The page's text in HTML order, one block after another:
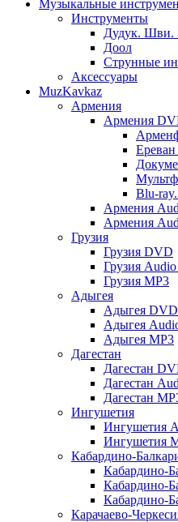
Музыкальные
Инструменты
Дудук. Шви.
Доол
Струнные
Аксессуары
MuzKavkaz
Армения
Армения
Blu-
Армения
Армения
Грузия
Грузия DVD
Грузия
Грузия MP3
Адыгея
Адыгея DVD
Адыгея
Адыгея MP3
Дагестан
Дагестан
Дагестан
Дагестан
Ингушетия
Ингушетия
Ингушетия
Кабардино-
Кабардино-
Кабардино-
Кабардино-
Карачаево-